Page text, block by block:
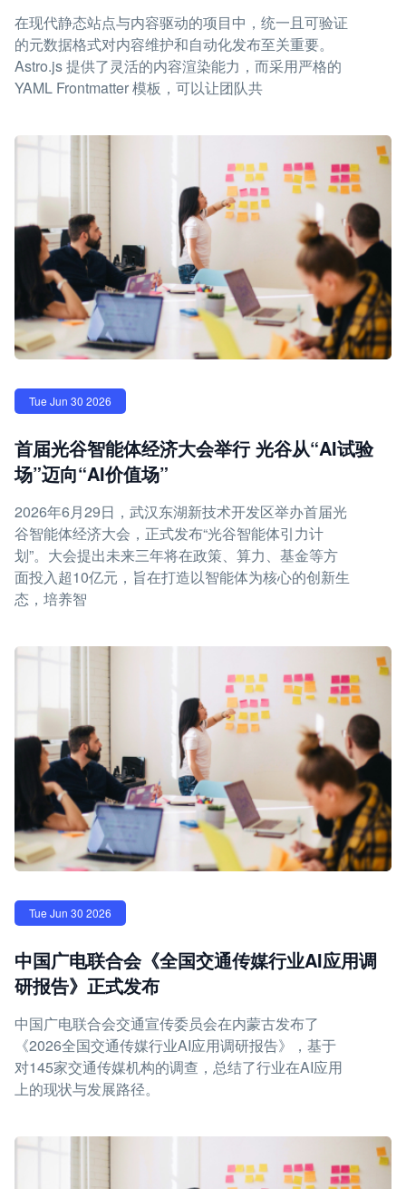
在现代静态站点与内容驱动的项目中，统一且可验证
的元数据格式对内容维护和自动化发布至关重要。
Astro.js 提供了灵活的内容渲染能力，而采用严格的
YAML Frontmatter 模板，可以让团队共
Tue Jun 30 2026
首届光谷智能体经济大会举行 光谷从“AI试验
场”迈向“AI价值场”
2026年6月29日，武汉东湖新技术开发区举办首届光
谷智能体经济大会，正式发布“光谷智能体引力计
划”。大会提出未来三年将在政策、算力、基金等方
面投入超10亿元，旨在打造以智能体为核心的创新生
态，培养智
Tue Jun 30 2026
中国广电联合会《全国交通传媒行业AI应用调
研报告》正式发布
中国广电联合会交通宣传委员会在内蒙古发布了
《2026全国交通传媒行业AI应用调研报告》，基于
对145家交通传媒机构的调查，总结了行业在AI应用
上的现状与发展路径。